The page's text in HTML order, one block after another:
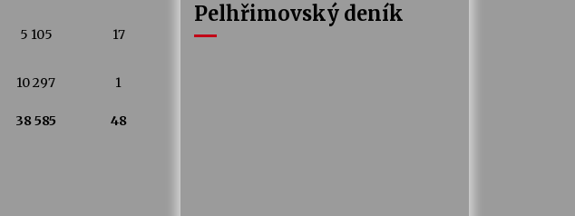
5 105 17
10 297 1
38 585 48
Pelhřimovský deník